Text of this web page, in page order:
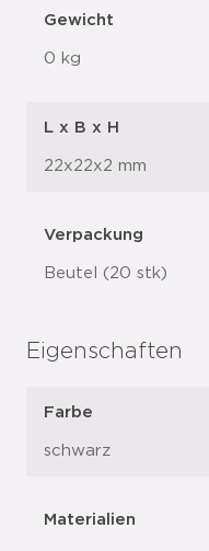
Gewicht
0 kg
L x B x H
22x22x2 mm
Verpackung
Beutel (20 stk)
Eigenschaften
Farbe
schwarz
Materialien